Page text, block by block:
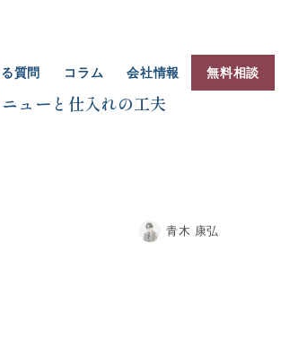
質問 コラム 会社情報 無料相談
ューと仕入れの工夫
青木 康弘